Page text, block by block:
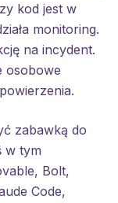
kod jest w
monitoring.
na incydent.
osobowe
zabawką do
w tym
Bolt,
Code,